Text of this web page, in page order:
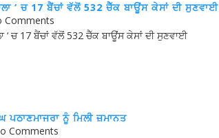
‘ ਚ 17 ਬੈਂਚਾਂ ਵੱਲੋਂ 532 ਚੈੱਕ ਬਾਊਂਸ ਕੇਸਾਂ ਦੀ ਸੁਣਵਾਈ
Comments
‘ ਚ 17 ਬੈਂਚਾਂ ਵੱਲੋਂ 532 ਚੈੱਕ ਬਾਊਂਸ ਕੇਸਾਂ ਦੀ ਸੁਣਵਾਈ
ਪਠਾਣਮਾਜਰਾ ਨੂੰ ਮਿਲੀ ਜ਼ਮਾਨਤ
Comments